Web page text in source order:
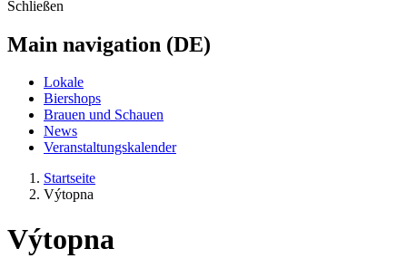
Schließen
Main navigation (DE)
Lokale
Biershops
Brauen und Schauen
News
Veranstaltungskalender
Startseite
Výtopna
Výtopna